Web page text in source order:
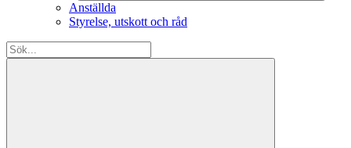
Anställda
Styrelse, utskott och råd